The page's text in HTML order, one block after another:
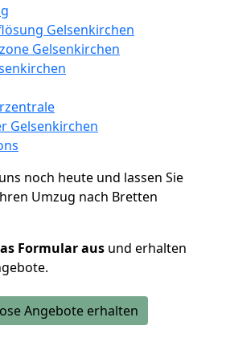
Gelsenkirchen
Gelsenkirchen
Gelsenkirchen
noch heute und lassen Sie
Umzug nach Bretten
Formular aus und erhalten
Angebote erhalten